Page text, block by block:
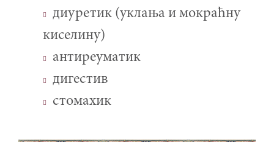
диуретик (уклања и мокраћну
киселину)
антиреуматик
дигестив
стомахик